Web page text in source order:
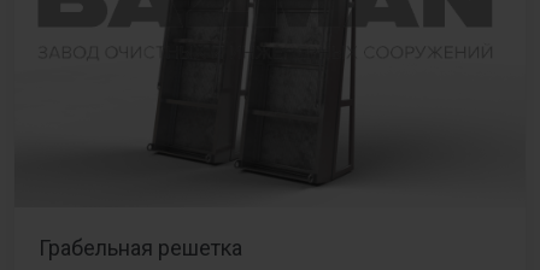
Грабельная решетка